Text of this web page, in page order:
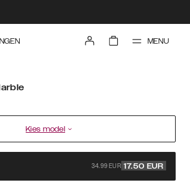
MENU
Kies model
34.99 EUR 17.50 EUR